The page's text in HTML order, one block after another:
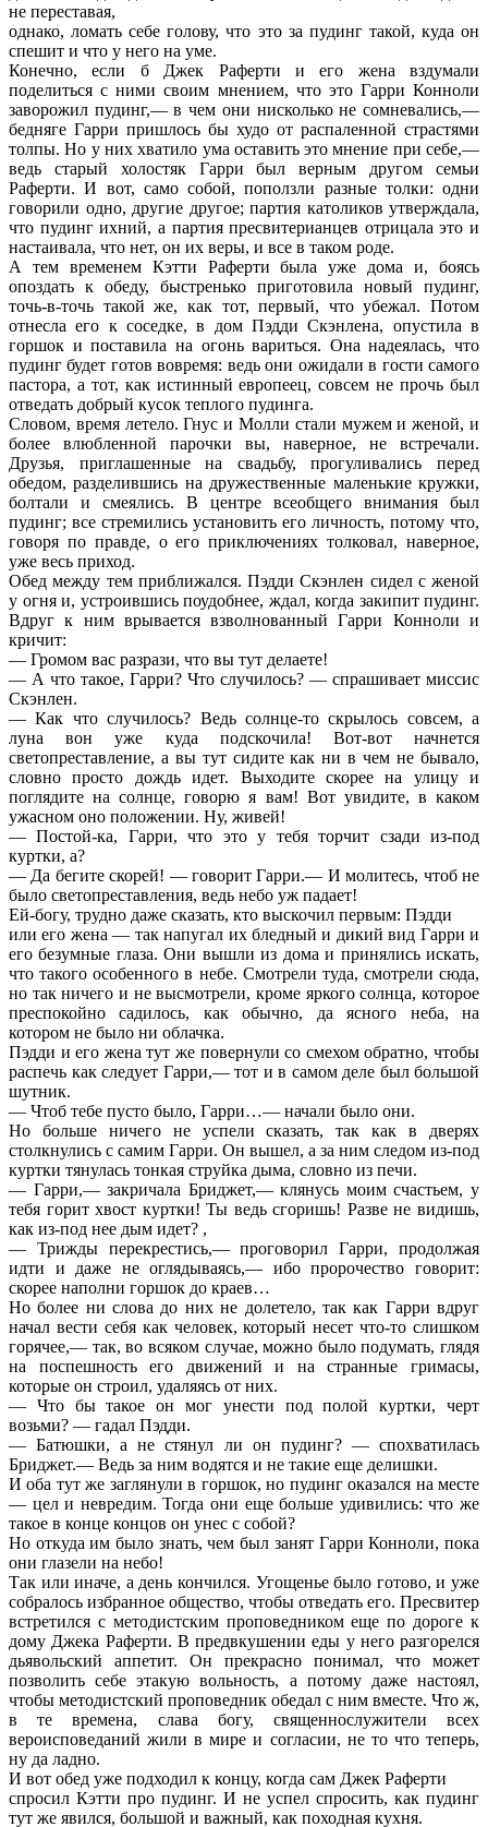
не переставая,
однако, ломать себе голову, что это за пудинг такой, куда он
спешит и что у него на уме.
Конечно, если б Джек Раферти и его жена вздумали
поделиться с ними своим мнением, что это Гарри Конноли
заворожил пудинг,— в чем они нисколько не сомневались,—
бедняге Гарри пришлось бы худо от распаленной страстями
толпы. Но у них хватило ума оставить это мнение при себе,—
ведь старый холостяк Гарри был верным другом семьи
Раферти. И вот, само собой, поползли разные толки: одни
говорили одно, другие другое; партия католиков утверждала,
что пудинг ихний, а партия пресвитерианцев отрицала это и
настаивала, что нет, он их веры, и все в таком роде.
А тем временем Кэтти Раферти была уже дома и, боясь
опоздать к обеду, быстренько приготовила новый пудинг,
точь-в-точь такой же, как тот, первый, что убежал. Потом
отнесла его к соседке, в дом Пэдди Скэнлена, опустила в
горшок и поставила на огонь вариться. Она надеялась, что
пудинг будет готов вовремя: ведь они ожидали в гости самого
пастора, а тот, как истинный европеец, совсем не прочь был
отведать добрый кусок теплого пудинга.
Словом, время летело. Гнус и Молли стали мужем и женой, и
более влюбленной парочки вы, наверное, не встречали.
Друзья, приглашенные на свадьбу, прогуливались перед
обедом, разделившись на дружественные маленькие кружки,
болтали и смеялись. В центре всеобщего внимания был
пудинг; все стремились установить его личность, потому что,
говоря по правде, о его приключениях толковал, наверное,
уже весь приход.
Обед между тем приближался. Пэдди Скэнлен сидел с женой
у огня и, устроившись поудобнее, ждал, когда закипит пудинг.
Вдруг к ним врывается взволнованный Гарри Конноли и
кричит:
— Громом вас разрази, что вы тут делаете!
— А что такое, Гарри? Что случилось? — спрашивает миссис
Скэнлен.
— Как что случилось? Ведь солнце-то скрылось совсем, а
луна вон уже куда подскочила! Вот-вот начнется
светопреставление, а вы тут сидите как ни в чем не бывало,
словно просто дождь идет. Выходите скорее на улицу и
поглядите на солнце, говорю я вам! Вот увидите, в каком
ужасном оно положении. Ну, живей!
— Постой-ка, Гарри, что это у тебя торчит сзади из-под
куртки, а?
— Да бегите скорей! — говорит Гарри.— И молитесь, чтоб не
было светопреставления, ведь небо уж падает!
Ей-богу, трудно даже сказать, кто выскочил первым: Пэдди
или его жена — так напугал их бледный и дикий вид Гарри и
его безумные глаза. Они вышли из дома и принялись искать,
что такого особенного в небе. Смотрели туда, смотрели сюда,
но так ничего и не высмотрели, кроме яркого солнца, которое
преспокойно садилось, как обычно, да ясного неба, на
котором не было ни облачка.
Пэдди и его жена тут же повернули со смехом обратно, чтобы
распечь как следует Гарри,— тот и в самом деле был большой
шутник.
— Чтоб тебе пусто было, Гарри…— начали было они.
Но больше ничего не успели сказать, так как в дверях
столкнулись с самим Гарри. Он вышел, а за ним следом из-под
куртки тянулась тонкая струйка дыма, словно из печи.
— Гарри,— закричала Бриджет,— клянусь моим счастьем, у
тебя горит хвост куртки! Ты ведь сгоришь! Разве не видишь,
как из-под нее дым идет? ,
— Трижды перекрестись,— проговорил Гарри, продолжая
идти и даже не оглядываясь,— ибо пророчество говорит:
скорее наполни горшок до краев…
Но более ни слова до них не долетело, так как Гарри вдруг
начал вести себя как человек, который несет что-то слишком
горячее,— так, во всяком случае, можно было подумать, глядя
на поспешность его движений и на странные гримасы,
которые он строил, удаляясь от них.
— Что бы такое он мог унести под полой куртки, черт
возьми? — гадал Пэдди.
— Батюшки, а не стянул ли он пудинг? — спохватилась
Бриджет.— Ведь за ним водятся и не такие еще делишки.
И оба тут же заглянули в горшок, но пудинг оказался на месте
— цел и невредим. Тогда они еще больше удивились: что же
такое в конце концов он унес с собой?
Но откуда им было знать, чем был занят Гарри Конноли, пока
они глазели на небо!
Так или иначе, а день кончился. Угощенье было готово, и уже
собралось избранное общество, чтобы отведать его. Пресвитер
встретился с методистским проповедником еще по дороге к
дому Джека Раферти. В предвкушении еды у него разгорелся
дьявольский аппетит. Он прекрасно понимал, что может
позволить себе этакую вольность, а потому даже настоял,
чтобы методистский проповедник обедал с ним вместе. Что ж,
в те времена, слава богу, священнослужители всех
вероисповеданий жили в мире и согласии, не то что теперь,
ну да ладно.
И вот обед уже подходил к концу, когда сам Джек Раферти
спросил Кэтти про пудинг. И не успел спросить, как пудинг
тут же явился, большой и важный, как походная кухня.